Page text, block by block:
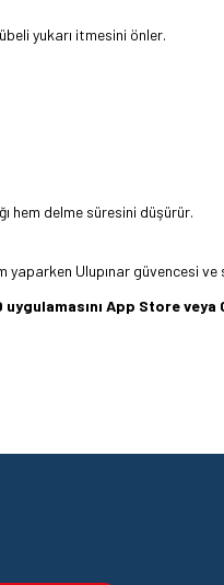
yukarı itmesini önler.
hem delme süresini düşürür.
Ulupınar güvencesi
App Store